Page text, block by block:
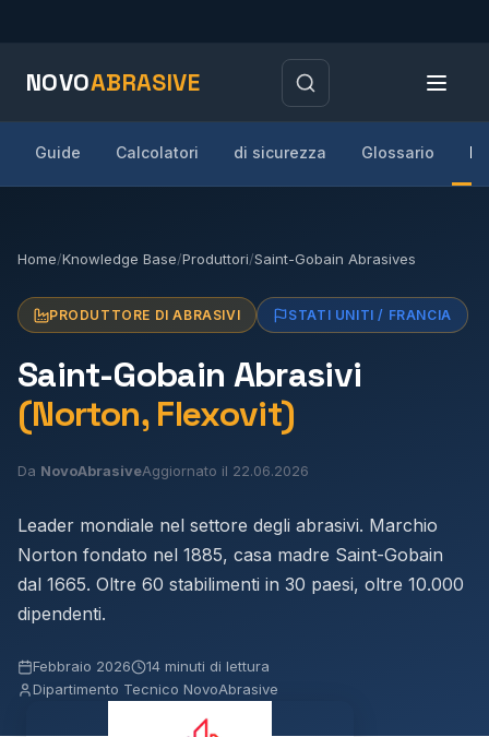
NOVOABRASIVE
Guide Calcolatori di sicurezza Glossario
Home/Knowledge Base/Produttori/Saint-Gobain Abrasives
PRODUTTORE DI ABRASIVI STATI UNITI / FRANCIA
Saint-Gobain Abrasivi
(Norton, Flexovit)
Da NovoAbrasiveAggiornato il 22.06.2026
Leader mondiale nel settore degli abrasivi. Marchio
Norton fondato nel 1885, casa madre Saint-Gobain
dal 1665. Oltre 60 stabilimenti in 30 paesi, oltre 10.000
dipendenti.
Febbraio 2026
14 minuti di lettura
Dipartimento Tecnico NovoAbrasive